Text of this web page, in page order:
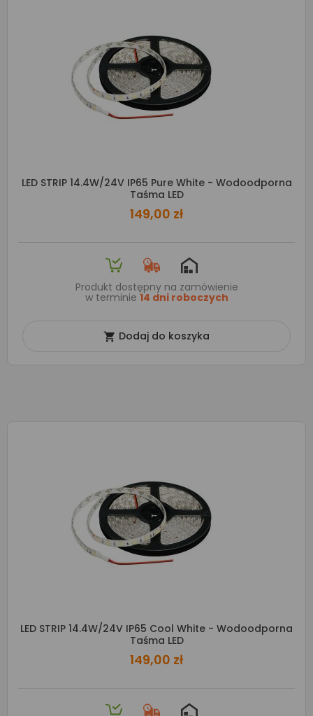
LED STRIP 14.4W/24V IP65 Pure White - Wodoodporna
Taśma LED
149,00 zł
Produkt dostępny na zamówienie
w terminie 14 dni roboczych
 Dodaj do koszyka
LED STRIP 14.4W/24V IP65 Cool White - Wodoodporna
Taśma LED
149,00 zł